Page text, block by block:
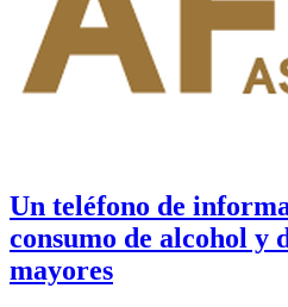
Un teléfono de
consumo de alcohol y
mayores